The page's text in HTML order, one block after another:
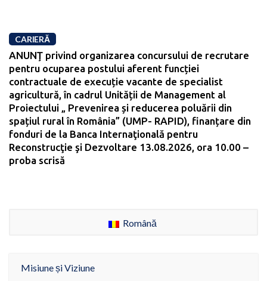
CARIERĂ
ANUNŢ privind organizarea concursului de recrutare
pentru ocuparea postului aferent funcției
contractuale de execuție vacante de specialist
agricultură, în cadrul Unității de Management al
Proiectului „ Prevenirea și reducerea poluării din
spațiul rural în România” (UMP- RAPID), finanțare din
fonduri de la Banca Internaţională pentru
Reconstrucţie şi Dezvoltare 13.08.2026, ora 10.00 –
proba scrisă
Română
Misiune și Viziune